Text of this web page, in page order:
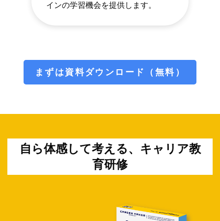
インの学習機会を提供します。
まずは資料ダウンロード（無料）
自ら体感して考える、キャリア教
育研修